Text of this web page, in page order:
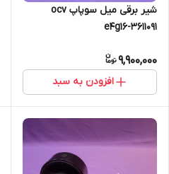
شیر برقی میل سوپاپ ocv
e4g16-3611091
9,900,000
افزودن به سبد